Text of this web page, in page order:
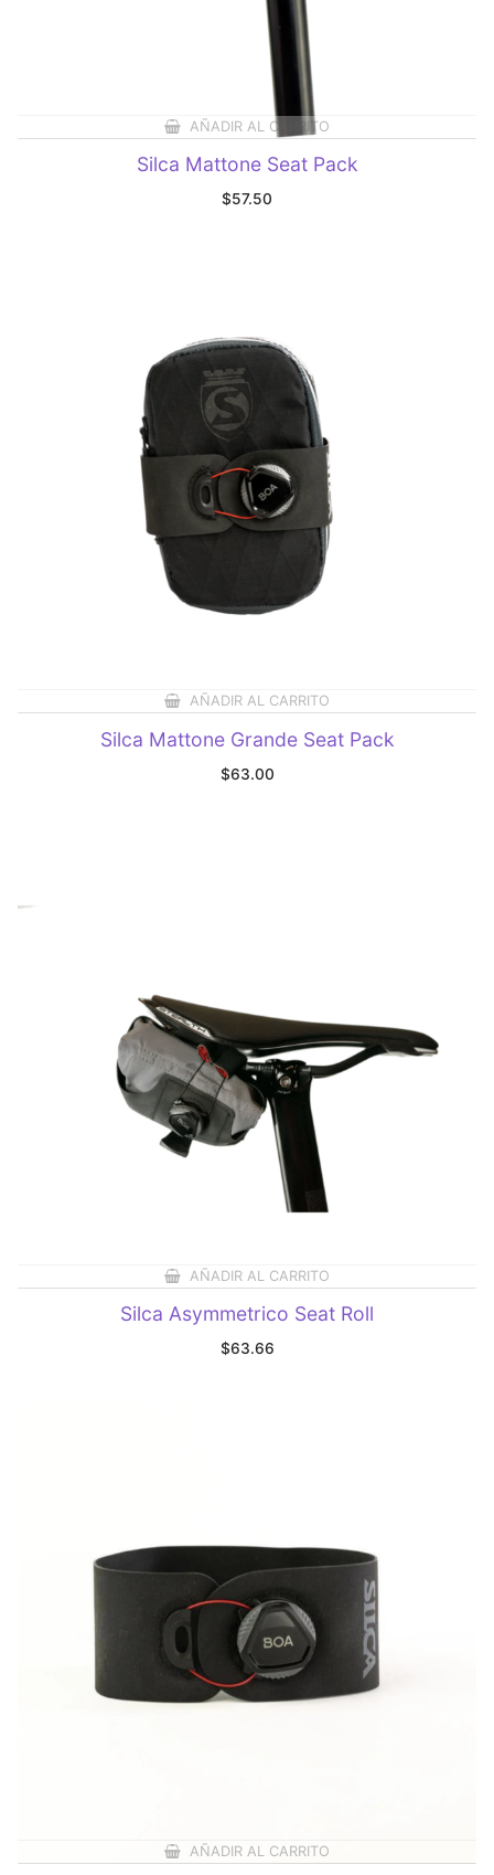
AÑADIR AL CARRITO
Silca Mattone Seat Pack
$57.50
AÑADIR AL CARRITO
Silca Mattone Grande Seat Pack
$63.00
AÑADIR AL CARRITO
Silca Asymmetrico Seat Roll
$63.66
AÑADIR AL CARRITO